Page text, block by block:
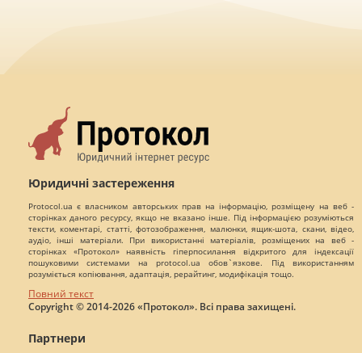
Юридичні застереження
Protocol.ua є власником авторських прав на інформацію, розміщену на веб -
сторінках даного ресурсу, якщо не вказано інше. Під інформацією розуміються
тексти, коментарі, статті, фотозображення, малюнки, ящик-шота, скани, відео,
аудіо, інші матеріали. При використанні матеріалів, розміщених на веб -
сторінках «Протокол» наявність гіперпосилання відкритого для індексації
пошуковими системами на protocol.ua обов`язкове. Під використанням
розуміється копіювання, адаптація, рерайтинг, модифікація тощо.
Повний текст
Copyright © 2014-2026 «Протокол». Всі права захищені.
Партнери